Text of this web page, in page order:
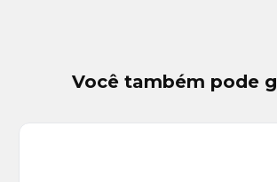
Você também pode